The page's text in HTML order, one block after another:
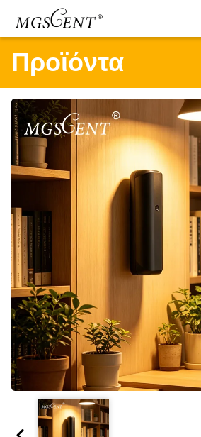
Προϊόντα